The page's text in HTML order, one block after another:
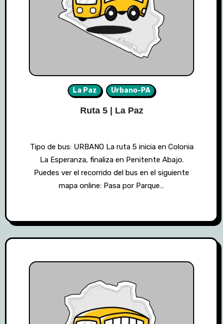
La Paz Urbano-PA
Ruta 5 | La Paz
Tipo de bus: URBANO La ruta 5 inicia en Colonia
La Esperanza, finaliza en Penitente Abajo.
Puedes ver el recorrido del bus en el siguiente
mapa online: Pasa por Parque…